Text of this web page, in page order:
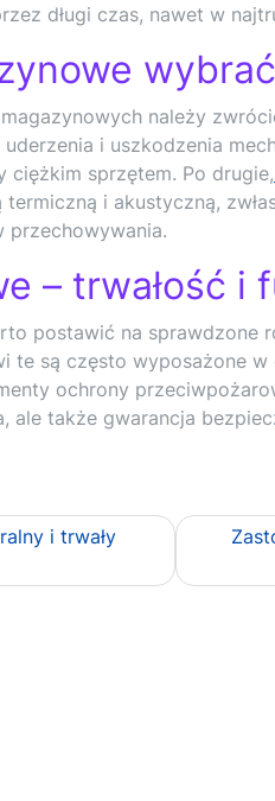
długi czas, nawet w
należy
i uszkodzenia
ciężkim sprzętem. Po drugie,
i akustyczną,
przechowywania.
– trwałość i
postawić na sprawdzone
te są często wyposażone
ochrony
ale także gwarancja
i trwały